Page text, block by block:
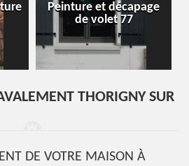
Peinture et décapage
de volet 77
THORIGNY SUR
DE VOTRE MAISON À